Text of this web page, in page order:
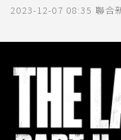
2023-12-07 08:35 聯合